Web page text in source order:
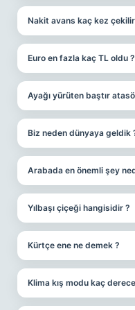
Nakit avans kaç kez
Euro en fazla kaç TL oldu ?
Ayağı yürüten baştır
Biz neden dünyaya geldik
Arabada en önemli şey
Yılbaşı çiçeği hangisidir ?
Kürtçe ene ne demek ?
Klima kış modu kaç